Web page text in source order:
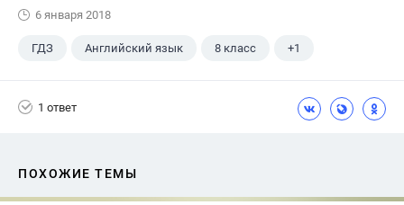
6 января 2018
ГДЗ Английский язык 8 класс +1
1 ответ
ПОХОЖИЕ ТЕМЫ